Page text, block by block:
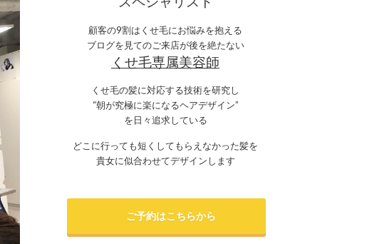
顧客の9割はくせ毛にお悩みを抱える
ブログを見てのご来店が後を絶たない
くせ毛専属美容師
くせ毛の髪に対応する技術を研究し
“朝が究極に楽になるヘアデザイン”
を日々追求している
どこに行っても短くしてもらえなかった髪を
貴女に似合わせてデザインします
ご予約はこちらから